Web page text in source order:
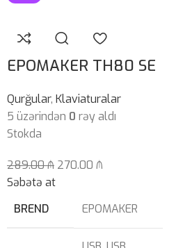
EPOMAKER TH80 SE
Qurğular, Klaviaturalar
5 üzərindən 0 rəy aldı
Stokda
289.00₼ 270.00 ₼
Səbətə at
BREND
EPOMAKER